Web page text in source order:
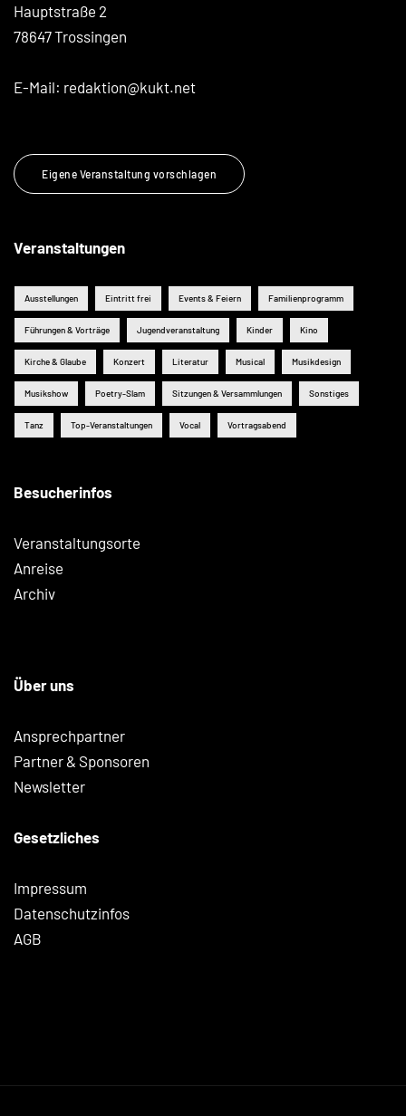
Hauptstraße 2
78647 Trossingen
E-Mail: redaktion@kukt.net
Eigene Veranstaltung vorschlagen
Veranstaltungen
Ausstellungen Eintritt frei Events & Feiern Familienprogramm
Führungen & Vorträge Jugendveranstaltung Kinder Kino
Kirche & Glaube Konzert Literatur Musical Musikdesign
Musikshow Poetry-Slam Sitzungen & Versammlungen Sonstiges
Tanz Top-Veranstaltungen Vocal Vortragsabend
Besucherinfos
Veranstaltungsorte
Anreise
Archiv
Über uns
Ansprechpartner
Partner & Sponsoren
Newsletter
Gesetzliches
Impressum
Datenschutzinfos
AGB